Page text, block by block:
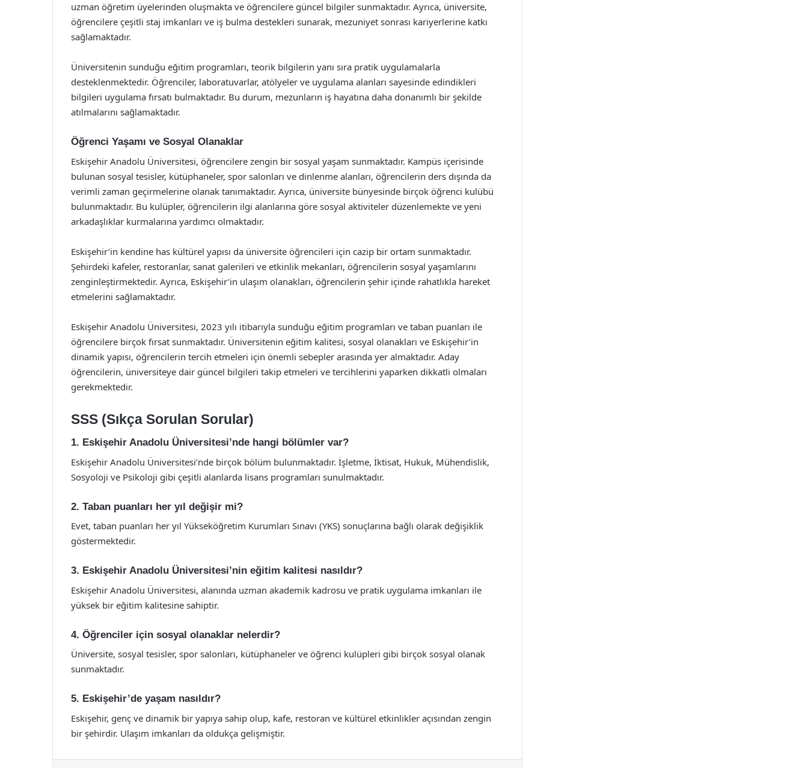
uzman öğretim üyelerinden oluşmakta ve öğrencilere güncel bilgiler sunmaktadır. Ayrıca, üniversite,
öğrencilere çeşitli staj imkanları ve iş bulma destekleri sunarak, mezuniyet sonrası kariyerlerine katkı
sağlamaktadır.
Üniversitenin sunduğu eğitim programları, teorik bilgilerin yanı sıra pratik uygulamalarla
desteklenmektedir. Öğrenciler, laboratuvarlar, atölyeler ve uygulama alanları sayesinde edindikleri
bilgileri uygulama fırsatı bulmaktadır. Bu durum, mezunların iş hayatına daha donanımlı bir şekilde
atılmalarını sağlamaktadır.
Öğrenci Yaşamı ve Sosyal Olanaklar
Eskişehir Anadolu Üniversitesi, öğrencilere zengin bir sosyal yaşam sunmaktadır. Kampüs içerisinde
bulunan sosyal tesisler, kütüphaneler, spor salonları ve dinlenme alanları, öğrencilerin ders dışında da
verimli zaman geçirmelerine olanak tanımaktadır. Ayrıca, üniversite bünyesinde birçok öğrenci kulübü
bulunmaktadır. Bu kulüpler, öğrencilerin ilgi alanlarına göre sosyal aktiviteler düzenlemekte ve yeni
arkadaşlıklar kurmalarına yardımcı olmaktadır.
Eskişehir’in kendine has kültürel yapısı da üniversite öğrencileri için cazip bir ortam sunmaktadır.
Şehirdeki kafeler, restoranlar, sanat galerileri ve etkinlik mekanları, öğrencilerin sosyal yaşamlarını
zenginleştirmektedir. Ayrıca, Eskişehir’in ulaşım olanakları, öğrencilerin şehir içinde rahatlıkla hareket
etmelerini sağlamaktadır.
Eskişehir Anadolu Üniversitesi, 2023 yılı itibarıyla sunduğu eğitim programları ve taban puanları ile
öğrencilere birçok fırsat sunmaktadır. Üniversitenin eğitim kalitesi, sosyal olanakları ve Eskişehir’in
dinamik yapısı, öğrencilerin tercih etmeleri için önemli sebepler arasında yer almaktadır. Aday
öğrencilerin, üniversiteye dair güncel bilgileri takip etmeleri ve tercihlerini yaparken dikkatli olmaları
gerekmektedir.
SSS (Sıkça Sorulan Sorular)
1. Eskişehir Anadolu Üniversitesi’nde hangi bölümler var?
Eskişehir Anadolu Üniversitesi’nde birçok bölüm bulunmaktadır. İşletme, İktisat, Hukuk, Mühendislik,
Sosyoloji ve Psikoloji gibi çeşitli alanlarda lisans programları sunulmaktadır.
2. Taban puanları her yıl değişir mi?
Evet, taban puanları her yıl Yükseköğretim Kurumları Sınavı (YKS) sonuçlarına bağlı olarak değişiklik
göstermektedir.
3. Eskişehir Anadolu Üniversitesi’nin eğitim kalitesi nasıldır?
Eskişehir Anadolu Üniversitesi, alanında uzman akademik kadrosu ve pratik uygulama imkanları ile
yüksek bir eğitim kalitesine sahiptir.
4. Öğrenciler için sosyal olanaklar nelerdir?
Üniversite, sosyal tesisler, spor salonları, kütüphaneler ve öğrenci kulüpleri gibi birçok sosyal olanak
sunmaktadır.
5. Eskişehir’de yaşam nasıldır?
Eskişehir, genç ve dinamik bir yapıya sahip olup, kafe, restoran ve kültürel etkinlikler açısından zengin
bir şehirdir. Ulaşım imkanları da oldukça gelişmiştir.